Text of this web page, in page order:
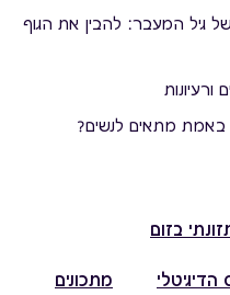
של גיל המעבר: להבין את הגוף
באמת מתאים לנשים?
בזום
הדיגיטלי מתכונים